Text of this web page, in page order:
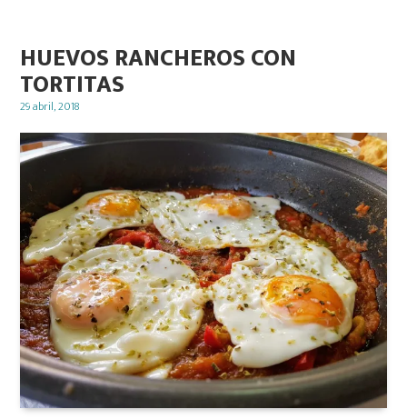
HUEVOS RANCHEROS CON
TORTITAS
Posted
29 abril, 2018